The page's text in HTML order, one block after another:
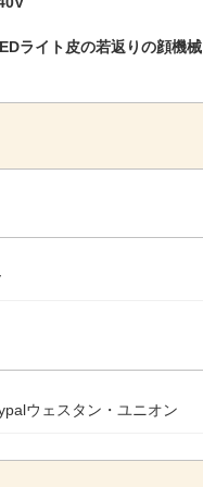
ライト皮の若返りの顔機械
ウェスタン・ユニオン